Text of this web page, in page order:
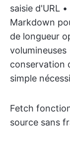
saisie d'URL
Markdown
de longueur
conservation
simple
Fetch
source sans